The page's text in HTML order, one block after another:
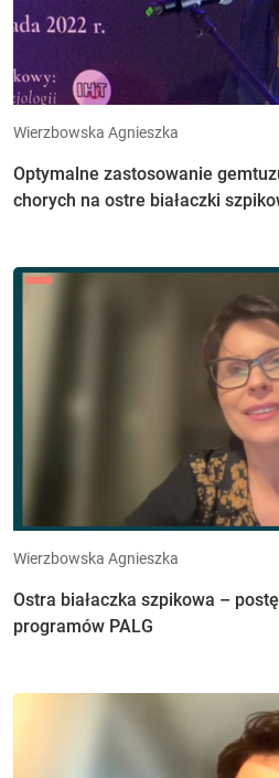
Wierzbowska Agnieszka
Optymalne zastosowanie
chorych na ostre białaczki
Wierzbowska Agnieszka
Ostra białaczka szpikowa –
programów PALG